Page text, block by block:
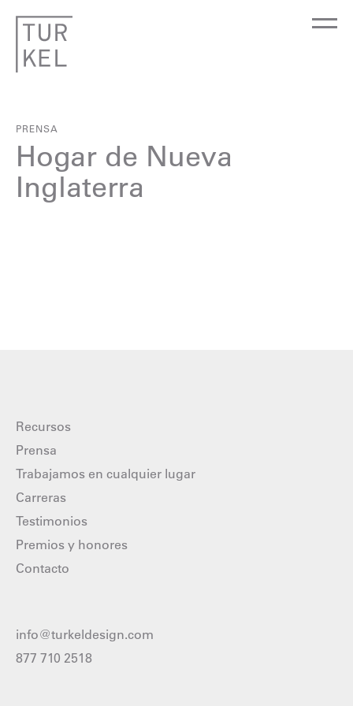
PRENSA
Hogar de Nueva
Inglaterra
Recursos
Prensa
Trabajamos en cualquier lugar
Carreras
Testimonios
Premios y honores
Contacto
info@turkeldesign.com
877 710 2518